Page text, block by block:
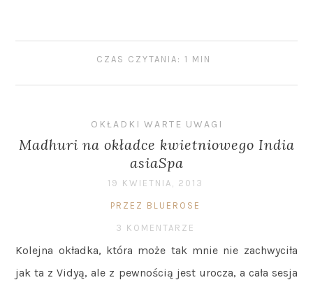
CZAS CZYTANIA: 1 MIN
OKŁADKI WARTE UWAGI
Madhuri na okładce kwietniowego India
asiaSpa
19 KWIETNIA, 2013
PRZEZ BLUEROSE
3 KOMENTARZE
Kolejna okładka, która może tak mnie nie zachwyciła
jak ta z Vidyą, ale z pewnością jest urocza, a cała sesja